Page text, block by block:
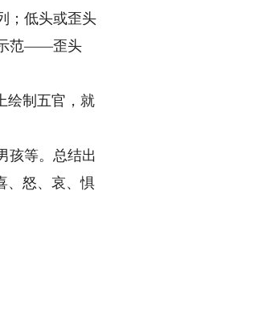
；低头或歪头
示范——歪头
绘制五官，就
孩等。总结出
、怒、哀、惧